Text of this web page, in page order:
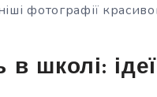
фотографії
в школі: